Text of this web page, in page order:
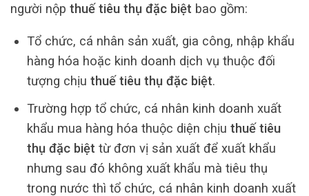
người nộp thuế tiêu thụ đặc biệt bao gồm:
Tổ chức, cá nhân sản xuất, gia công, nhập khẩu
hàng hóa hoặc kinh doanh dịch vụ thuộc đối
tượng chịu thuế tiêu thụ đặc biệt.
Trường hợp tổ chức, cá nhân kinh doanh xuất
khẩu mua hàng hóa thuộc diện chịu thuế tiêu
thụ đặc biệt từ đơn vị sản xuất để xuất khẩu
nhưng sau đó không xuất khẩu mà tiêu thụ
trong nước thì tổ chức, cá nhân kinh doanh xuất